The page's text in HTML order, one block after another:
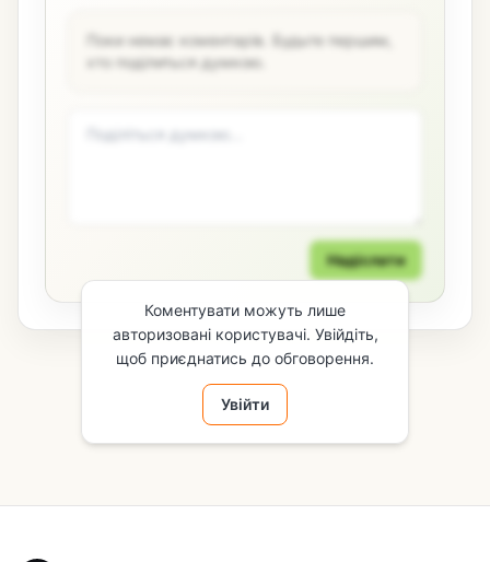
Поки немає коментарів. Будьте першим,
хто поділиться думкою.
Надіслати
Коментувати можуть лише
авторизовані користувачі. Увійдіть,
щоб приєднатись до обговорення.
Увійти